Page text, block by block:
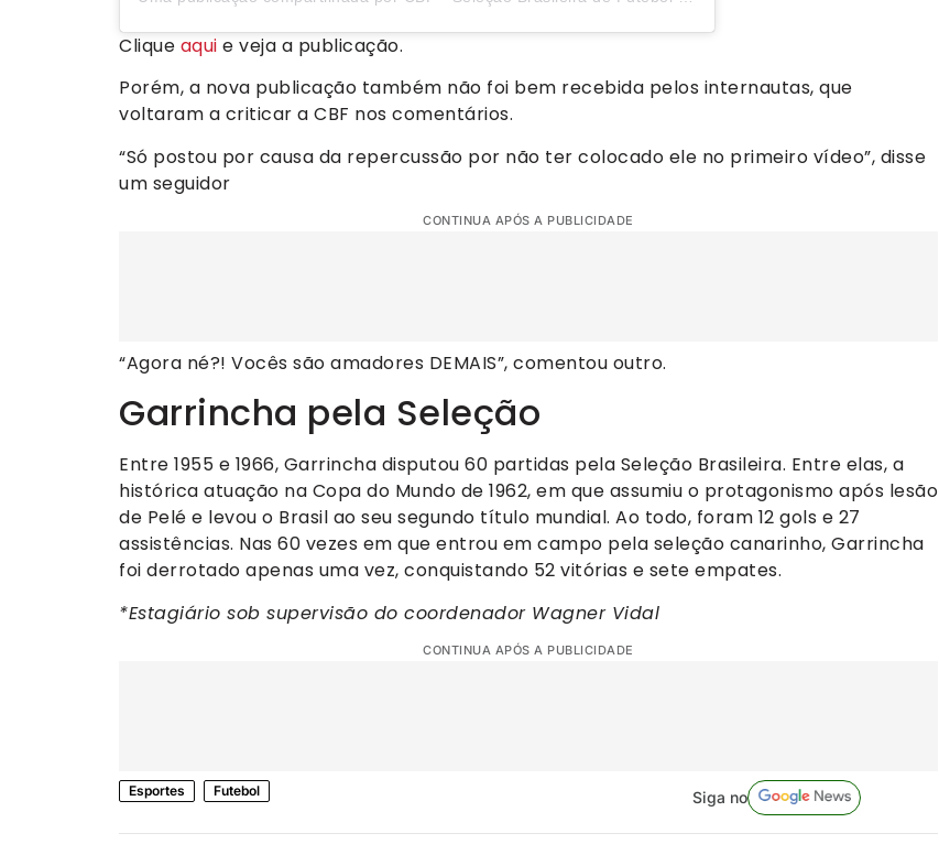
Clique aqui e veja a publicação.
Porém, a nova publicação também não foi bem recebida pelos internautas, que
voltaram a criticar a CBF nos comentários.
“Só postou por causa da repercussão por não ter colocado ele no primeiro vídeo”, disse
um seguidor
CONTINUA APÓS A PUBLICIDADE
“Agora né?! Vocês são amadores DEMAIS”, comentou outro.
Garrincha pela Seleção
Entre 1955 e 1966, Garrincha disputou 60 partidas pela Seleção Brasileira. Entre elas, a
histórica atuação na Copa do Mundo de 1962, em que assumiu o protagonismo após lesão
de Pelé e levou o Brasil ao seu segundo título mundial. Ao todo, foram 12 gols e 27
assistências. Nas 60 vezes em que entrou em campo pela seleção canarinho, Garrincha
foi derrotado apenas uma vez, conquistando 52 vitórias e sete empates.
*Estagiário sob supervisão do coordenador Wagner Vidal
CONTINUA APÓS A PUBLICIDADE
Esportes Futebol Siga no